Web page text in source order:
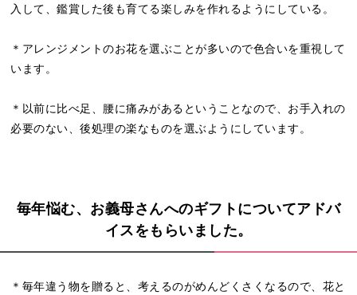
入して、鑑賞した後も育てる楽しみを作れるようにしている。
＊アレンジメントのお花を選ぶことが多いので色合いを重視して
います。
＊以前に比べ足、腰に痛みがあるということなので、お手入れの
必要のない、後処理の楽なものを選ぶようにしています。
毎年悩む、お義母さんへのギフトについてアドバ
イスをもらいました。
＊毎年違う物を贈ると、考えるのがめんどくさくなるので、花と